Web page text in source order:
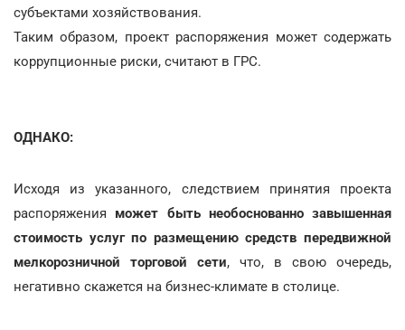
субъектами хозяйствования.
Таким образом, проект распоряжения может содержать
коррупционные риски, считают в ГРС.
ОДНАКО:
Исходя из указанного, следствием принятия проекта
распоряжения может быть необоснованно завышенная
стоимость услуг по размещению средств передвижной
мелкорозничной торговой сети, что, в свою очередь,
негативно скажется на бизнес-климате в столице.